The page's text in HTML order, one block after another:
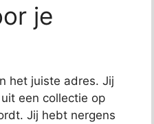
je
het juiste adres. Jij
een collectie op
Jij hebt nergens